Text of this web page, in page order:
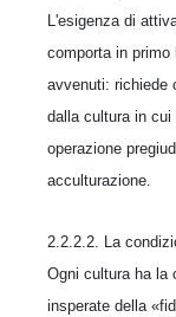
L'esigenza di
comporta in primo
avvenuti: richiede
dalla cultura in
operazione
acculturazione.
2.2.2.2. La
Ogni cultura ha la
insperate della